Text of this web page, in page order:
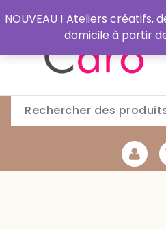
auNOUVEAU ! Ateliers créatifs,
domicile à partir